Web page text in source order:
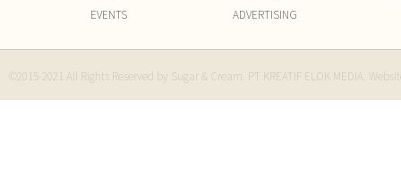
EVENTS
ADVERTISING
©2015-2021 All Rights Reserved by Sugar & Cream. PT KREATIF ELOK MEDIA.